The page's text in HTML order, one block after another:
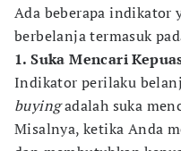
Ada beberapa indikator
berbelanja termasuk
1. Suka Mencari
Indikator perilaku
buyingadalah suka
Misalnya, ketika Anda